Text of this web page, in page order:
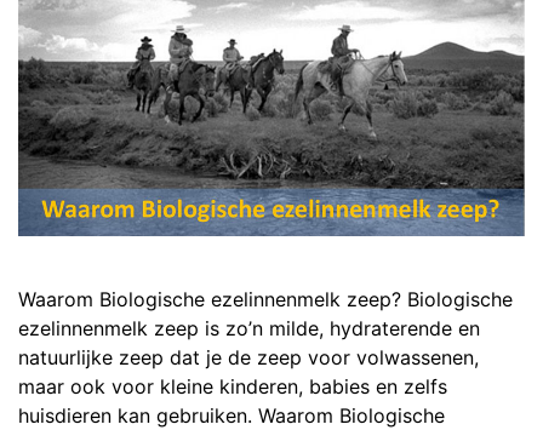
Waarom Biologische ezelinnenmelk zeep? Biologische
ezelinnenmelk zeep is zo’n milde, hydraterende en
natuurlijke zeep dat je de zeep voor volwassenen,
maar ook voor kleine kinderen, babies en zelfs
huisdieren kan gebruiken. Waarom Biologische